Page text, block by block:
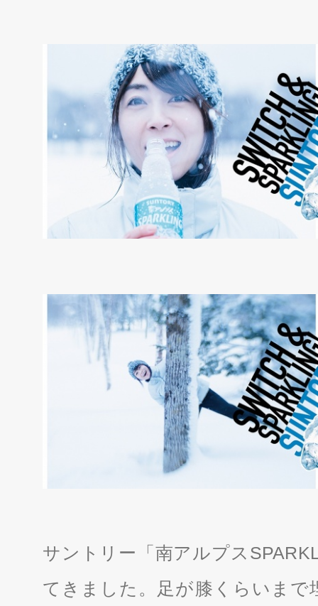
サントリー「南アルプス
てきました。足が膝くらいま